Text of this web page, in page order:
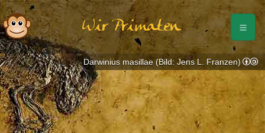
Wir Primaten
Darwinius masillae (Bild: Jens L. Franzen)